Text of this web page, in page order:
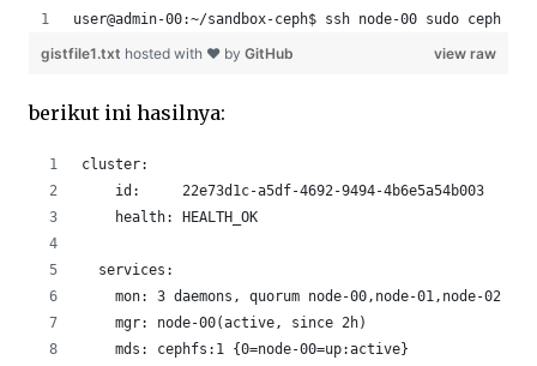
user@admin-00:~/sandbox-ceph$ ssh node-00 sudo ceph -s
view raw
gistfile1.txt hosted with ❤ by GitHub
berikut ini hasilnya:
cluster:
    id:     22e73d1c-a5df-4692-9494-4b6e5a54b003
    health: HEALTH_OK
  services:
mon: 3 daemons, quorum node-00,node-01,node-02
    mgr: node-00(active, since 2h)
    mds: cephfs:1 {0=node-00=up:active}